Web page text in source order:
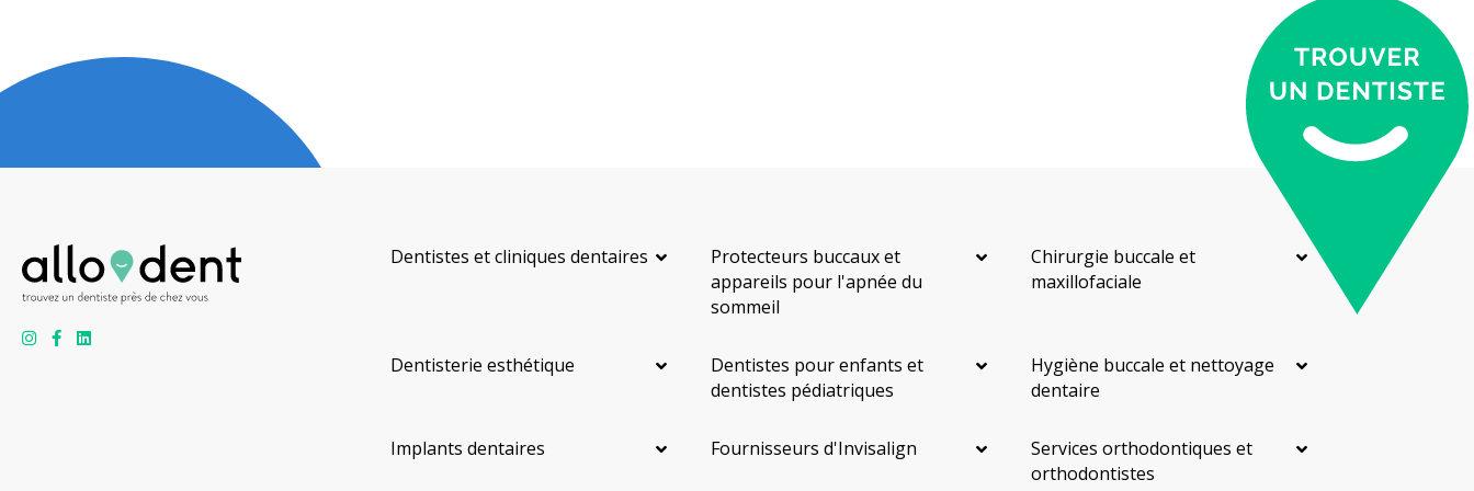
Diagnostique
Urgences
Hygiène préventive et nettoyages
Réparateur
Sédation
RCSD (Régime canadien de soins dentaires)
Moins
Dentistes et cliniques dentaires
Protecteurs buccaux et
appareils pour l'apnée du
sommeil
Chirurgie buccale et
maxillofaciale
Dentisterie esthétique
Dentistes pour enfants et
dentistes pédiatriques
Hygiène buccale et nettoyage
dentaire
Implants dentaires Fournisseurs d'Invisalign
Services orthodontiques et
orthodontistes